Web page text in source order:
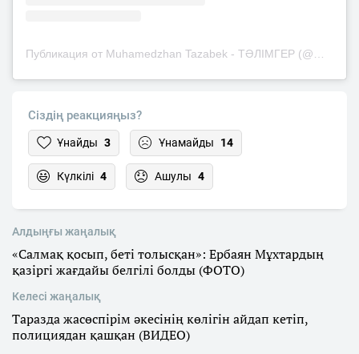
Публикация от Muhamedzhan Tazabek - ТӘЛІМГЕР (@mukhamedzhan_tazabek)
Сіздің реакцияңыз?
Ұнайды 3 Ұнамайды 14
Күлкілі 4 Ашулы 4
Алдыңғы жаңалық
«Салмақ қосып, беті толысқан»: Ербаян Мұхтардың
қазіргі жағдайы белгілі болды (ФОТО)
Келесі жаңалық
Таразда жасөспірім әкесінің көлігін айдап кетіп,
полициядан қашқан (ВИДЕО)